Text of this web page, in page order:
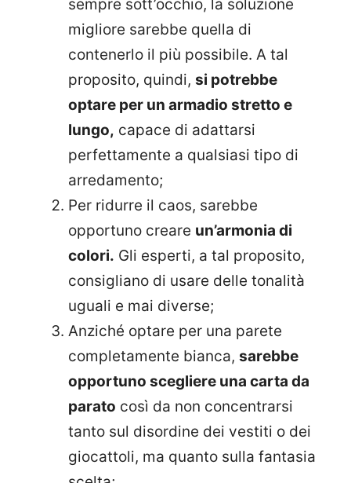
sempre sott’occhio, la soluzione
migliore sarebbe quella di
contenerlo il più possibile. A tal
proposito, quindi, si potrebbe
optare per un armadio stretto e
lungo, capace di adattarsi
perfettamente a qualsiasi tipo di
arredamento;
Per ridurre il caos, sarebbe
opportuno creare un’armonia di
colori. Gli esperti, a tal proposito,
consigliano di usare delle tonalità
uguali e mai diverse;
Anziché optare per una parete
completamente bianca, sarebbe
opportuno scegliere una carta da
parato così da non concentrarsi
tanto sul disordine dei vestiti o dei
giocattoli, ma quanto sulla fantasia